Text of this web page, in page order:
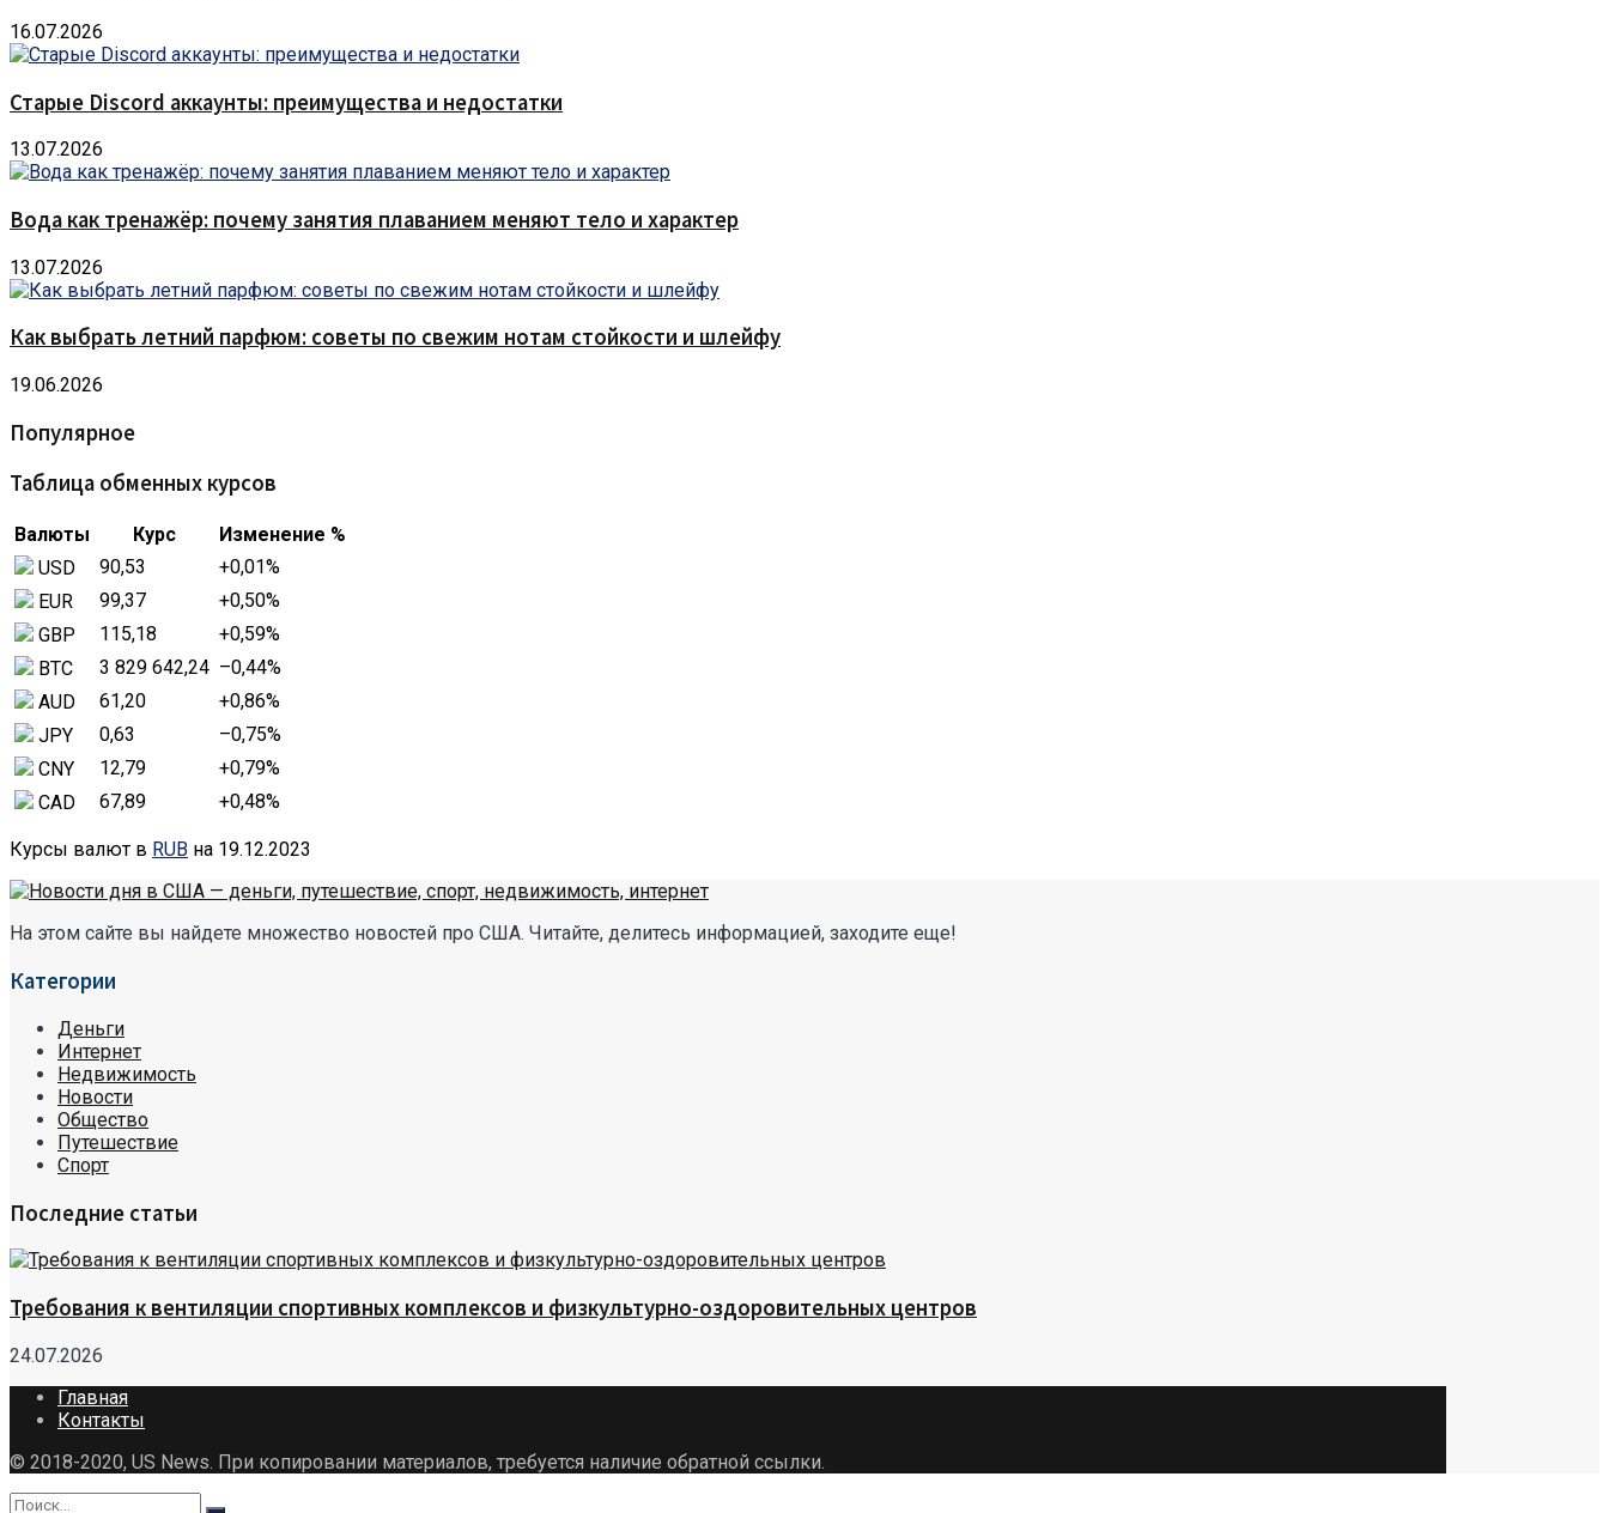
16.07.2026
Старые Discord аккаунты: преимущества и недостатки
13.07.2026
Вода как тренажёр: почему занятия плаванием меняют тело и характер
13.07.2026
Как выбрать летний парфюм: советы по свежим нотам стойкости и шлейфу
19.06.2026
Популярное
Таблица обменных курсов
Валюты Курс
Изменение %
USD
90,53 +0,01%
EUR
99,37 +0,50%
GBP
115,18 +0,59%
BTC
3 829 642,24 –0,44%
AUD
61,20 +0,86%
JPY
0,63 –0,75%
CNY
12,79 +0,79%
CAD
67,89 +0,48%
Курсы валют в RUB на 19.12.2023
На этом сайте вы найдете множество новостей про США. Читайте, делитесь информацией, заходите еще!
Категории
Деньги
Интернет
Недвижимость
Новости
Общество
Путешествие
Спорт
Последние статьи
Требования к вентиляции спортивных комплексов и физкультурно-оздоровительных центров
24.07.2026
Главная
Контакты
© 2018-2020, US News. При копировании материалов, требуется наличие обратной ссылки.